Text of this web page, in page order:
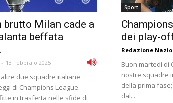
brutto Milan cade a
beffata
- 13 Febbraio 2025
due squadre italiane
di Champions League.
in trasferta nelle sfide di
Sport
dei play-
Redazione
Buon martedì di
nostre squadre
della prima
dal...